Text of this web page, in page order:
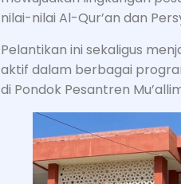
nilai-nilai Al-Qur’an dan
Pelantikan ini sekaligus
aktif dalam berbagai
di Pondok Pesantren